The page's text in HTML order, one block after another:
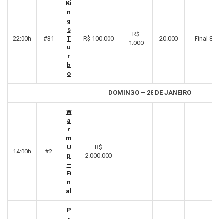
22:00h #31
Ki
n
g
s
T
u
r
b
o
R$ 100.000
R$
1.000
20.000 Final 8º
DOMINGO – 28 DE JANEIRO
14:00h #2
W
a
r
m
U
p
–
Fi
n
al
R$
2.000.000
- - -
P